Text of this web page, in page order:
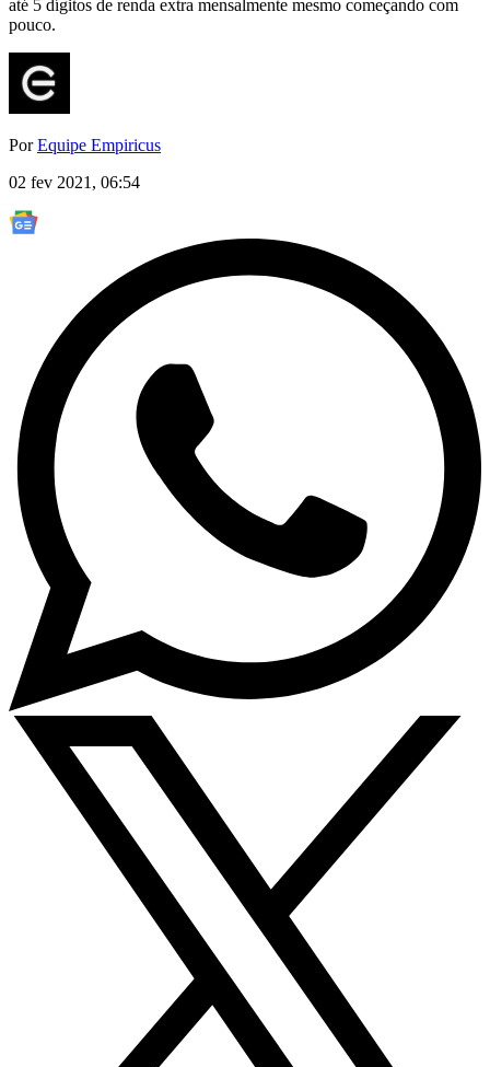
até 5 dígitos de renda extra mensalmente mesmo começando com
pouco.
PorEquipe Empiricus
02 fev 2021, 06:54